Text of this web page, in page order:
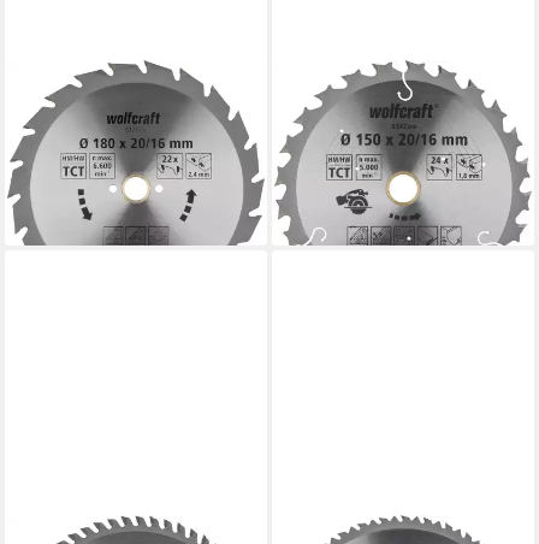
WOLFCRAFT
Kreissägeblatt Wolfcraft
Kreissägeblatt Serie grün Ø
180 mm
37,29 €
lieferbar - in 2-3 Werktagen bei dir
WOLFCRAFT
Kreissägeblatt Wolfcraft
Kreissägeblatt 150 x 10 mm
Hartmetall
22,29 €
lieferbar - in 2-3 Werktagen bei dir